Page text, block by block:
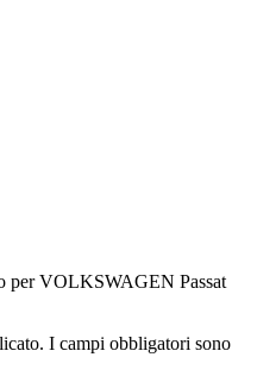
per VOLKSWAGEN Passat
I campi obbligatori sono